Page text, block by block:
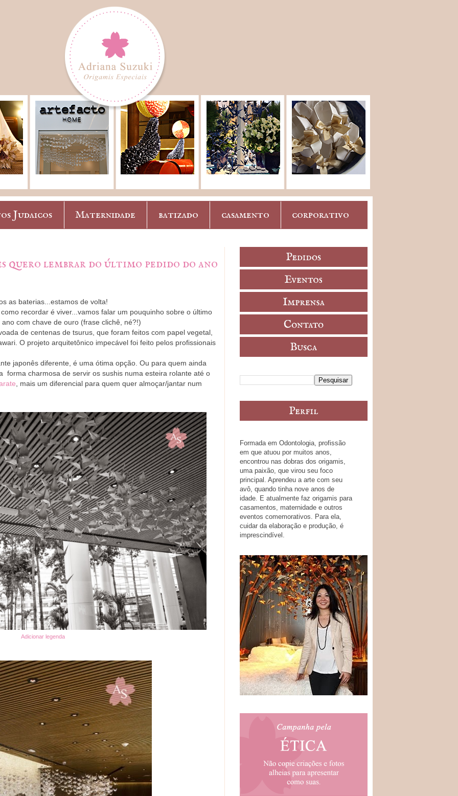
Judaicos Maternidade batizado casamento corporativo
quero lembrar do último pedido do ano
as baterias...estamos de volta!
recordar é viver...vamos falar um pouquinho sobre o último
com chave de ouro (frase clichê, né?!)
de centenas de tsurus, que foram feitos com papel vegetal,
O projeto arquitetônico impecável foi feito pelos profissionais
japonês diferente, é uma ótima opção. Ou para quem ainda
forma charmosa de servir os sushis numa esteira rolante até o
, mais um diferencial para quem quer almoçar/jantar num
Adicionar legenda
Formada em Odontologia, profissão
em que atuou por muitos anos,
encontrou nas dobras dos origamis,
uma paixão, que virou seu foco
principal. Aprendeu a arte com seu
avô, quando tinha nove anos de
idade. E atualmente faz origamis para
casamentos, maternidade e outros
eventos comemorativos. Para ela,
cuidar da elaboração e produção, é
imprescindível.